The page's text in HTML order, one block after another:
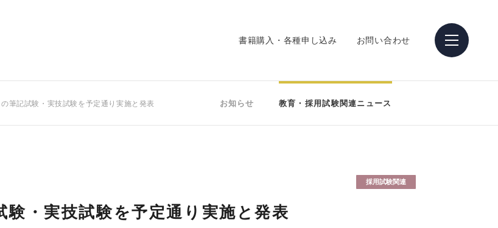
書籍購入・各種申し込み お問い合わせ
筆記試験・実技試験を予定通り実施と発表 お知らせ 教育・採用試験関連ニュース
採用試験関連
・実技試験を予定通り実施と発表